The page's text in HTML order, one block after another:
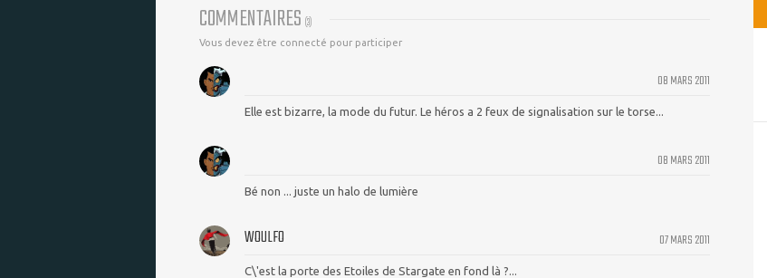
COMMENTAIRES (3)
Vous devez être connecté pour participer
08 MARS 2011
Elle est bizarre, la mode du futur. Le héros a 2 feux de signalisation sur le torse...
08 MARS 2011
Bé non ... juste un halo de lumière
07 MARS 2011
WOULFO
C\'est la porte des Etoiles de Stargate en fond là ?...